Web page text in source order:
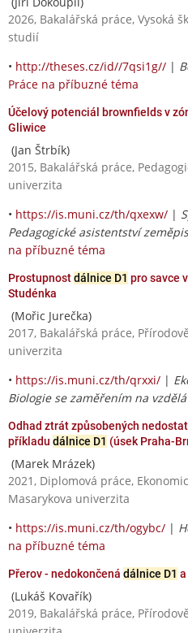
2026, Bakalářská práce, Vysoká
studií
• http://theses.cz/id//7qsi1g// |
Práce na příbuzné téma
Účelový potenciál brownfields v
Gliwice
(Jan Štrbík)
2015, Bakalářská práce,
univerzita
• https://is.muni.cz/th/qxexw/ |
Pedagogické asistentství
na příbuzné téma
Prostupnostdálnice D1 pro savce
Studénka
(Mořic Jurečka)
2017, Bakalářská práce,
univerzita
• https://is.muni.cz/th/qrxxi/ |
Biologie se zaměřením na
Odhad ztrát způsobených
příkladu dálnice D1 (úsek Praha-
(Marek Mrázek)
2021, Diplomová práce,
Masarykova univerzita
• https://is.muni.cz/th/ogybc/ |
na příbuzné téma
Přerov - nedokončená dálnice D1
(Lukáš Kovařík)
2019, Bakalářská práce,